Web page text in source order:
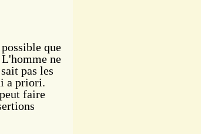
que
ne
pas les
a priori.
faire